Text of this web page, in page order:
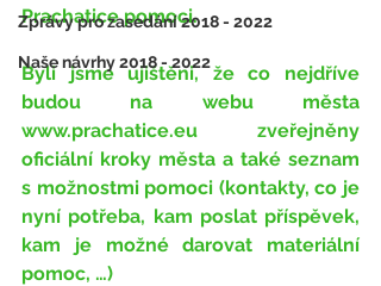
Zprávy pro zasedání 2018 - 2022
Naše návrhy 2018 - 2022
Prachatice pomoci.
Byli jsme ujištěni, že co nejdříve
www.prachatice.eu zveřejněny
oficiální kroky města a také seznam
s možnostmi pomoci (kontakty, co je
nyní potřeba, kam poslat příspěvek,
kam je možné darovat materiální
pomoc, …)